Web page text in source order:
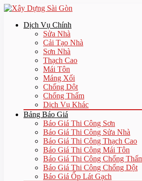
Dịch Vụ Chính
Sửa Nhà
Cải Tạo Nhà
Sơn Nhà
Thạch Cao
Mái Tôn
Máng Xối
Chống Dột
Chống Thấm
Dịch Vụ Khác
Bảng Báo Giá
Báo Giá Thi Công Sơn
Báo Giá Thi Công Sửa Nhà
Báo Giá Thi Công Thạch Cao
Báo Giá Thi Công Mái Tôn
Báo Giá Thi Công Chống
Báo Giá Thi Công Chống Dột
Báo Giá Ốp Lát Gạch